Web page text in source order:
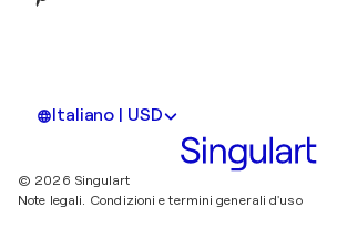
Italiano | USD
© 2026 Singulart
Note legali. Condizioni e termini generali d'uso